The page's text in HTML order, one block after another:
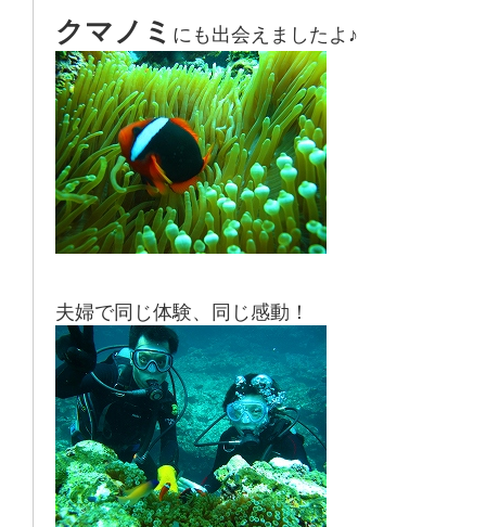
クマノミ にも出会えましたよ♪
夫婦で同じ体験、同じ感動！